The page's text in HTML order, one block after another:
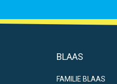
BLAAS
FAMILIE BLAAS